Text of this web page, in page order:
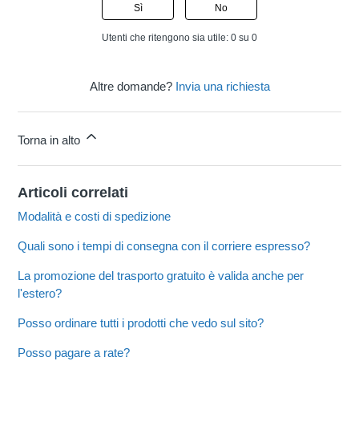
Sì No
Utenti che ritengono sia utile: 0 su 0
Altre domande? Invia una richiesta
Torna in alto
Articoli correlati
Modalità e costi di spedizione
Quali sono i tempi di consegna con il corriere espresso?
La promozione del trasporto gratuito è valida anche per
l'estero?
Posso ordinare tutti i prodotti che vedo sul sito?
Posso pagare a rate?